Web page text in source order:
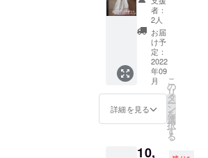
す。 ＊
人数の
関係で
日にち
は、調
整させ
ていた
だく場
ざいま
す。な
希望日
す！ ＊
天候等
の影響
によ
り、お
届け時
期や野
更する
可能性
お野菜
です。
栽培期
間中に
農薬や
化学肥
料を一
切使用
してい
ない、
て作っ
布選
び、縫
製、刺
繍を私
が担当
いたし
ます。
［生
地］ リ
ネンで
しやす
園”イニ
シャル
刺繍”入
りマル
シェ
バッ
グ 巾
着付】
私、刺
繍作家
きゆう
シェ
者：
2人
お届
け予
定：
2022
年09
月
詳細を見る
こ
の
リ
タ
ー
ン
を
選
択
す
る
10,